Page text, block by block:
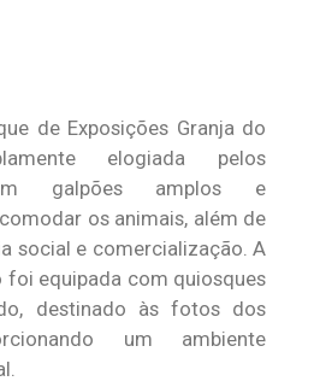
de Exposições Granja do
elogiada pelos
galpões amplos e
os animais, além de
social e comercialização. A
foi equipada com quiosques
destinado às fotos dos
um ambiente